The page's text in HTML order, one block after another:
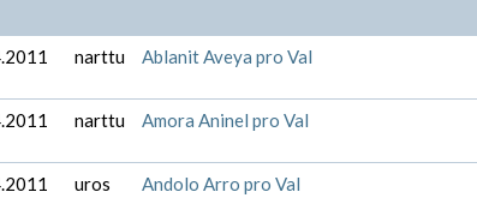
narttu Ablanit Aveya pro Val
narttu Amora Aninel pro Val
uros Andolo Arro pro Val